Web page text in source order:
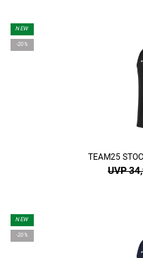
NEW
-20%
TEAM25
UVP
NEW
-20%